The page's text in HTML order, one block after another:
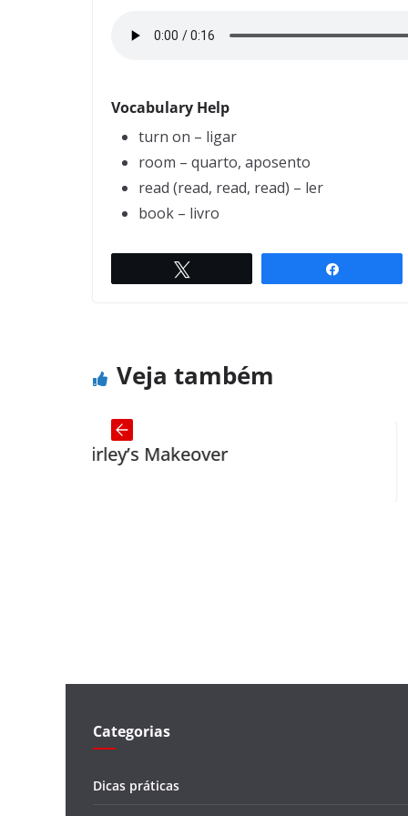
Vocabulary Help
turn on – ligar
room – quarto, aposento
read (read, read, read) – ler
book – livro
Veja também
Makeover
Categorias
Dicas práticas